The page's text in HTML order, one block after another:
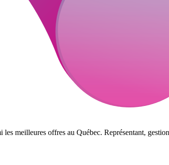
meilleures offres au Québec. Représentant,